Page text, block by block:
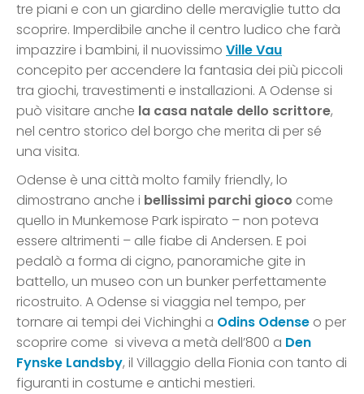
tre piani e con un giardino delle meraviglie tutto da
scoprire. Imperdibile anche il centro ludico che farà
impazzire i bambini, il nuovissimo Ville Vau
concepito per accendere la fantasia dei più piccoli
tra giochi, travestimenti e installazioni. A Odense si
può visitare anche la casa natale dello scrittore,
nel centro storico del borgo che merita di per sé
una visita.
Odense è una città molto family friendly, lo
dimostrano anche i bellissimi parchi gioco come
quello in Munkemose Park ispirato – non poteva
essere altrimenti – alle fiabe di Andersen. E poi
pedalò a forma di cigno, panoramiche gite in
battello, un museo con un bunker perfettamente
ricostruito. A Odense si viaggia nel tempo, per
tornare ai tempi dei Vichinghi a Odins Odense o per
scoprire come si viveva a metà dell’800 a Den
Fynske Landsby, il Villaggio della Fionia con tanto di
figuranti in costume e antichi mestieri.